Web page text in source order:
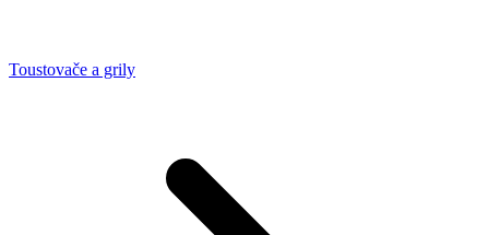
Toustovače a grily